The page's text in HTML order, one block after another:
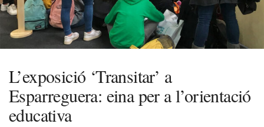
L’exposició ‘Transitar’ a
Esparreguera: eina per a l’orientació
educativa